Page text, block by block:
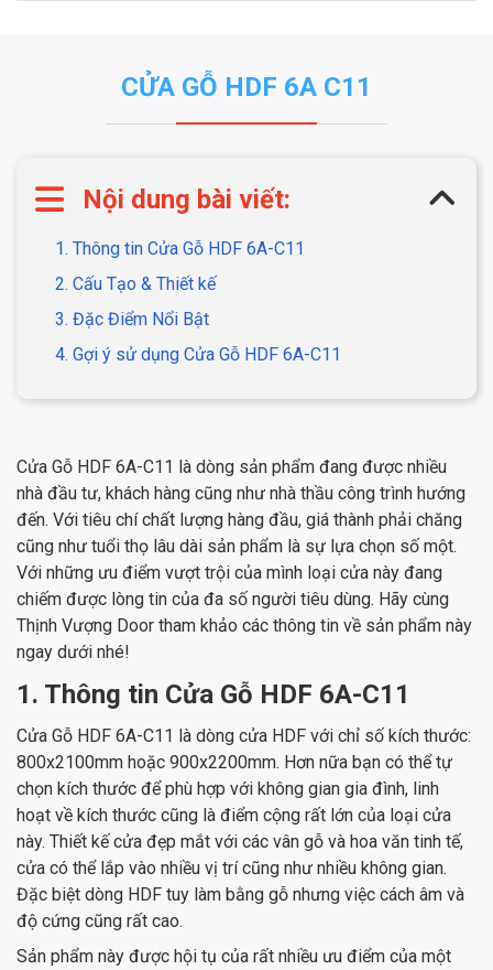
CỬA GỖ HDF 6A C11
Nội dung bài viết:
1. Thông tin Cửa Gỗ HDF 6A-C11
2. Cấu Tạo & Thiết kế
3. Đặc Điểm Nổi Bật
4. Gợi ý sử dụng Cửa Gỗ HDF 6A-C11
Cửa Gỗ HDF 6A-C11 là dòng sản phẩm đang được nhiều
nhà đầu tư, khách hàng cũng như nhà thầu công trình hướng
đến. Với tiêu chí chất lượng hàng đầu, giá thành phải chăng
cũng như tuổi thọ lâu dài sản phẩm là sự lựa chọn số một.
Với những ưu điểm vượt trội của mình loại cửa này đang
chiếm được lòng tin của đa số người tiêu dùng. Hãy cùng
Thịnh Vượng Door tham khảo các thông tin về sản phẩm này
ngay dưới nhé!
1. Thông tin Cửa Gỗ HDF 6A-C11
Cửa Gỗ HDF 6A-C11 là dòng cửa HDF với chỉ số kích thước:
800x2100mm hoặc 900x2200mm. Hơn nữa bạn có thể tự
chọn kích thước để phù hợp với không gian gia đình, linh
hoạt về kích thước cũng là điểm cộng rất lớn của loại cửa
này. Thiết kế cửa đẹp mắt với các vân gỗ và hoa văn tinh tế,
cửa có thể lắp vào nhiều vị trí cũng như nhiều không gian.
Đặc biệt dòng HDF tuy làm bằng gỗ nhưng việc cách âm và
độ cứng cũng rất cao.
Sản phẩm này được hội tụ của rất nhiều ưu điểm của một